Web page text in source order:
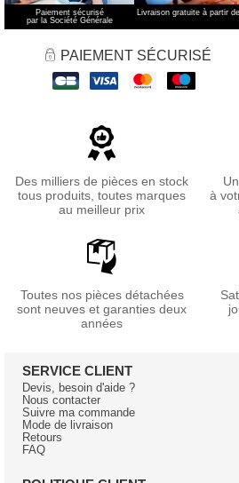
Paiement sécurisé
par la Société Générale
Livraison gratuite à partir
PAIEMENT SÉCURISÉ
Des milliers de pièces en stock
tous produits, toutes marques
au meilleur prix
à
Toutes nos pièces détachées
sont neuves et garanties deux
années
SERVICE CLIENT
Devis, besoin d'aide ?
Nous contacter
Suivre ma commande
Mode de livraison
Retours
FAQ